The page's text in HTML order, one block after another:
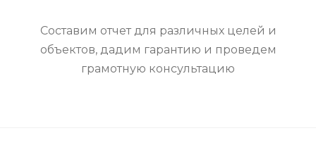
Составим отчет для различных целей и
объектов, дадим гарантию и проведем
грамотную консультацию